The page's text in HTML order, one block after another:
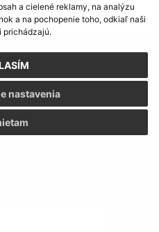
a cielené reklamy, na analýzu
a na pochopenie toho, odkiaľ naši
prichádzajú.
nastavenia
ďalšie